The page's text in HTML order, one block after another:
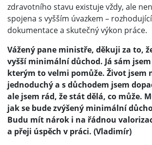
zdravotního stavu existuje vždy, ale
spojena s vyšším úvazkem –
dokumentace a skutečný výkon práce.
Vážený pane ministře, děkuji za to,
vyšší minimální důchod. Já sám
kterým to velmi pomůže. Život jsem
jednoduchý a s důchodem jsem
ale jsem rád, že stát dělá, co může.
jak se bude zvýšený minimální
Budu mít nárok i na řádnou
a přeji úspěch v práci. (Vladimír)